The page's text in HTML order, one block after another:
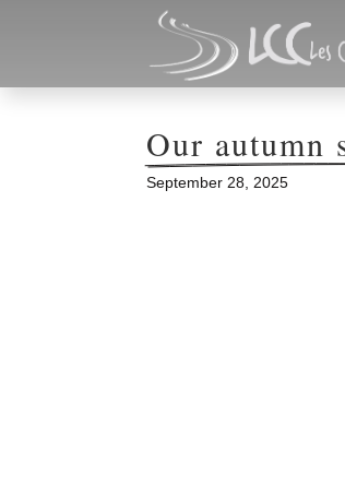
Our autumn
September 28, 2025